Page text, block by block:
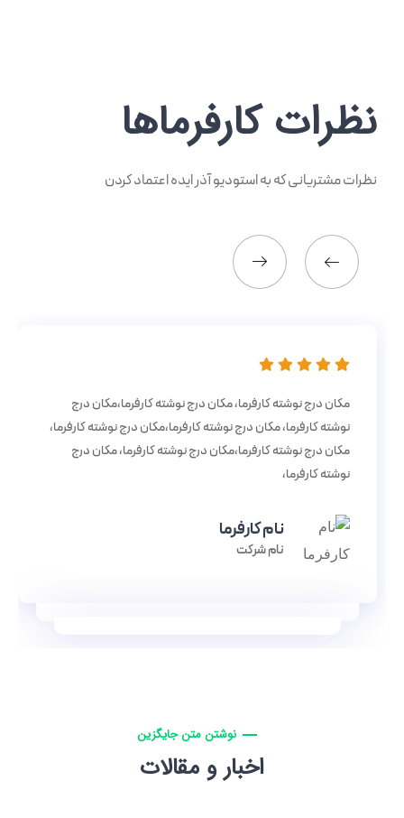
نظرات کارفرماها
نظرات مشتریانی که به استودیو آذر ایده اعتماد کردن
مکان درج نوشته کارفرما، مکان درج نوشته کارفرما،مکان درج
نوشته کارفرما، مکان درج نوشته کارفرما،مکان درج نوشته کارفرما،
مکان درج نوشته کارفرما،مکان درج نوشته کارفرما، مکان درج
نوشته کارفرما،
نام کارفرما
نام شرکت
مکان درج نوشته کارفرما، مکان درج نوشته کارفرما،مکان درج
نوشته کارفرما، مکان درج نوشته کارفرما،مکان درج نوشته کارفرما،
مکان درج نوشته کارفرما،مکان درج نوشته کارفرما، مکان درج
نوشته کارفرما،
نام کارفرما
نام شرکت
نوشتن متن جایگزین
اخبار و مقالات